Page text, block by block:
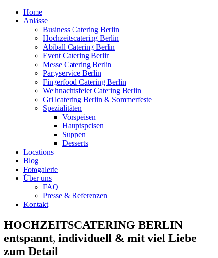
Home
Anlässe
Business Catering Berlin
Hochzeitscatering Berlin
Abiball Catering Berlin
Event Catering Berlin
Messe Catering Berlin
Partyservice Berlin
Fingerfood Catering Berlin
Weihnachtsfeier Catering Berlin
Grillcatering Berlin & Sommerfeste
Spezialitäten
Vorspeisen
Hauptspeisen
Suppen
Desserts
Locations
Blog
Fotogalerie
Über uns
FAQ
Presse & Referenzen
Kontakt
HOCHZEITSCATERING BERLIN
entspannt, individuell & mit viel Liebe
zum Detail